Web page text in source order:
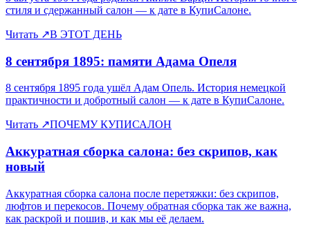
стиля и сдержанный салон — к дате в КупиСалоне.
Читать ↗В ЭТОТ ДЕНЬ
8 сентября 1895: памяти Адама Опеля
8 сентября 1895 года ушёл Адам Опель. История немецкой
практичности и добротный салон — к дате в КупиСалоне.
Читать ↗ПОЧЕМУ КУПИСАЛОН
Аккуратная сборка салона: без скрипов, как
новый
Аккуратная сборка салона после перетяжки: без скрипов,
люфтов и перекосов. Почему обратная сборка так же важна,
как раскрой и пошив, и как мы её делаем.